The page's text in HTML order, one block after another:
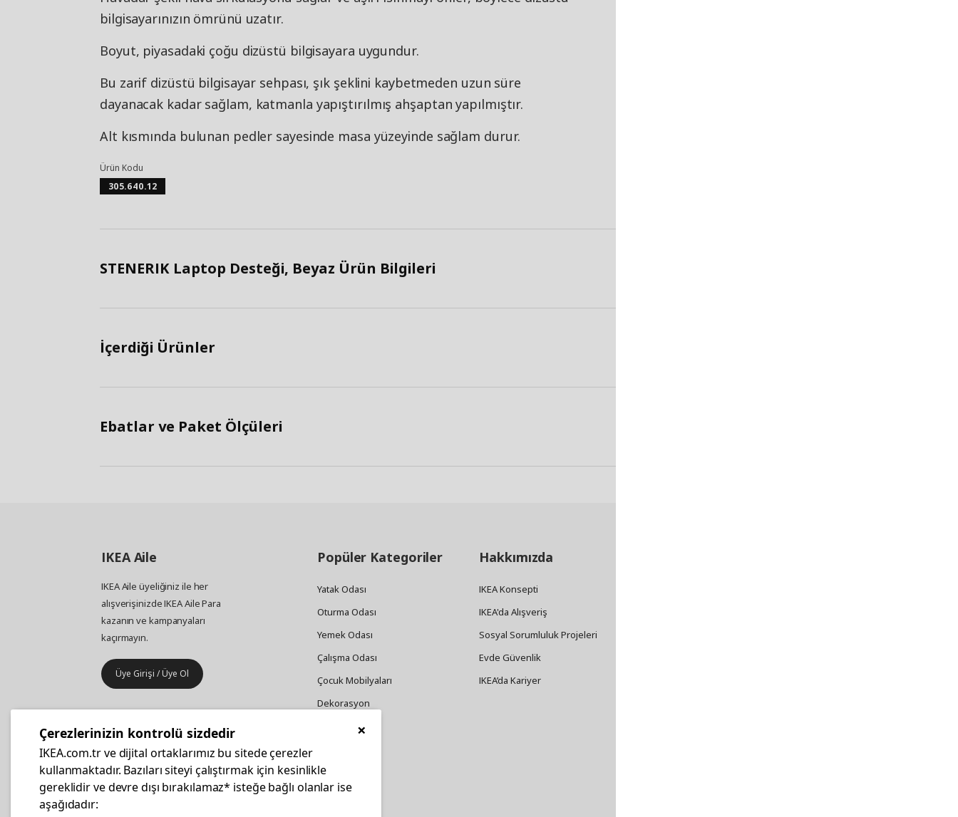
bilgisayarınızın ömrünü uzatır.
Boyut, piyasadaki çoğu dizüstü bilgisayara uygundur.
Bu zarif dizüstü bilgisayar sehpası, şık şeklini kaybetmeden uzun süre
dayanacak kadar sağlam, katmanla yapıştırılmış ahşaptan yapılmıştır.
Alt kısmında bulunan pedler sayesinde masa yüzeyinde sağlam durur.
Ürün Kodu
305.640.12
STENERIK Laptop Desteği, Beyaz Ürün Bilgileri
İçerdiği Ürünler
Ebatlar ve Paket Ölçüleri
IKEAAile
IKEA Aile üyeliğiniz ile her
alışverişinizde IKEA Aile Para
kazanın ve kampanyaları
kaçırmayın.
Üye Girişi / Üye Ol
İş yeri mobilya ve aksesuar
alışverişleriniz IKEA Kurumsal Kart
ile daha hesaplı.
Popüler Kategoriler
Yatak Odası
Oturma Odası
Yemek Odası
Çalışma Odası
Çocuk Mobilyaları
Dekorasyon
Züccaciye
Hakkımızda
IKEA Konsepti
IKEA'da Alışveriş
Sosyal Sorumluluk Projeleri
Evde Güvenlik
IKEA’da Kariyer
×
Çerezlerinizin kontrolü sizdedir
IKEA.com.tr ve dijital ortaklarımız bu sitede çerezler
kullanmaktadır. Bazıları siteyi çalıştırmak için kesinlikle
gereklidir ve devre dışı bırakılamaz* isteğe bağlı olanlar ise
aşağıdadır: